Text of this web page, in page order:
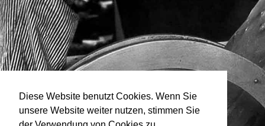
Diese Website benutzt Cookies. Wenn Sie
unsere Website weiter nutzen, stimmen Sie